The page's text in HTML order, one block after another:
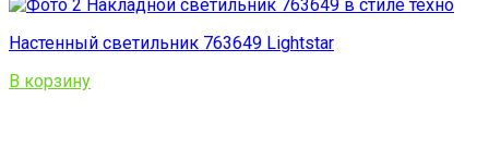
Настенный светильник 763649 Lightstar
В корзину